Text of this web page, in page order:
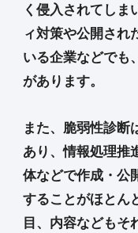
く侵入されてしま
ィ対策や公開され
いる企業などでも
があります。
また、脆弱性診断
あり、情報処理推
体などで作成・公
することがほとん
目、内容などもそ